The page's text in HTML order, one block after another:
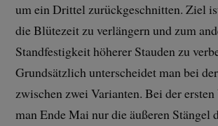
um ein Drittel zurückgeschnitten. Ziel
die Blütezeit zu verlängern und zum
Standfestigkeit höherer Stauden zu
Grundsätzlich unterscheidet man bei
zwischen zwei Varianten. Bei der
man Ende Mai nur die äußeren Stängel